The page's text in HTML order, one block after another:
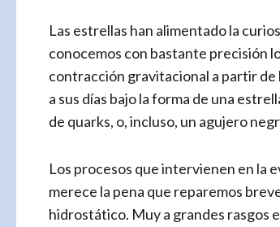
Las estrellas han alimentado la
conocemos con bastante precisión
contracción gravitacional a partir de
a sus días bajo la forma de una
de quarks, o, incluso, un agujero
Los procesos que intervienen en la
merece la pena que reparemos
hidrostático. Muy a grandes rasgos